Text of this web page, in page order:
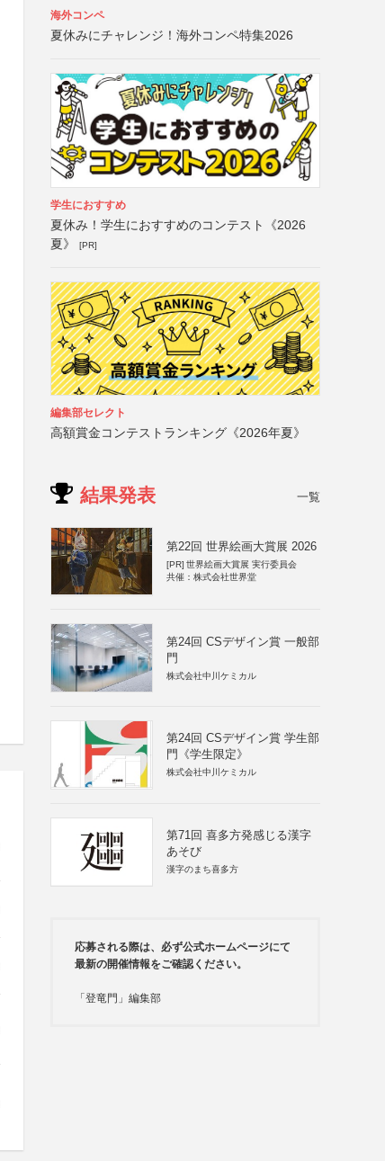
海外コンペ
夏休みにチャレンジ！海外コンペ特集2026
学生におすすめ
夏休み！学生におすすめのコンテスト《2026
夏》
[PR]
編集部セレクト
高額賞金コンテストランキング《2026年夏》
結果発表 一覧
第22回 世界絵画大賞展 2026
[PR] 世界絵画大賞展 実行委員会
共催：株式会社世界堂
第24回 CSデザイン賞 一般部
門
株式会社中川ケミカル
第24回 CSデザイン賞 学生部
門《学生限定》
株式会社中川ケミカル
第71回 喜多方発感じる漢字
あそび
漢字のまち喜多方
応募される際は、必ず公式ホームページにて
最新の開催情報をご確認ください。
「登竜門」編集部